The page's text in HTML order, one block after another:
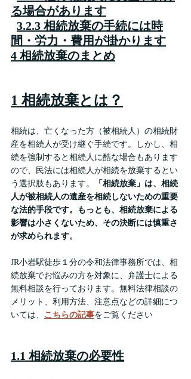
る場合があります
3.2.3 相続放棄の手続には時
間・労力・費用が掛かります
4 相続放棄のまとめ
1 相続放棄とは？
相続は、亡くなった方（被相続人）の相続財
産を相続人が受け継ぐ手続です。しかし、相
続を強制すると相続人に酷な場合もあります
ので、民法には相続人が相続を放棄するとい
う選択肢もあります。
「相続放棄」は、相続
人が被相続人の遺産を相続しないための重要
な法的手段です。もっとも、相続放棄による
影響は小さくないため、その決断には慎重さ
が求められます。
JR小岩駅徒歩１分の令和法律事務所では、相
続放棄でお悩みの方を対象に、弁護士による
無料相談を行っております。 無料法律相談の
メリット、利用方法、注意点などの詳細につ
いては、 こちらの記事をご覧ください
1.1 相続放棄の必要性